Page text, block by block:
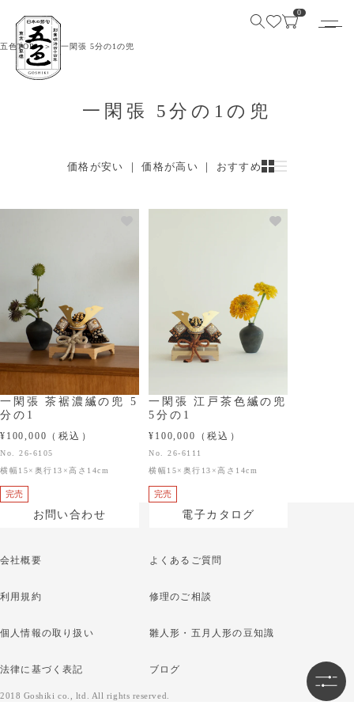
0
五色TOP 一閑張 5分の1の兜
一閑張 5分の1の兜
価格が安い ｜ 価格が高い ｜ おすすめ
完売
一閑張 茶裾濃縅の兜 5
分の1
¥100,000 （税込）
No. 26-6105
横幅15×奥行13×高さ14cm
完売
一閑張 江戸茶色縅の兜
5分の1
¥100,000 （税込）
No. 26-6111
横幅15×奥行13×高さ14cm
お問い合わせ 電子カタログ
会社概要
利用規約
個人情報の取り扱い
法律に基づく表記
よくあるご質問
修理のご相談
雛人形・五月人形の豆知識
ブログ
2018 Goshiki co., ltd. All rights reserved.